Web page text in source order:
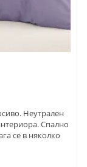
Неутрален
Спално
се в няколко